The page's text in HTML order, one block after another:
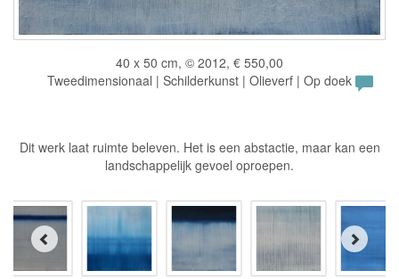
40 x 50 cm, © 2012, € 550,00
Tweedimensionaal | Schilderkunst | Olieverf | Op doek
Dit werk laat ruimte beleven. Het is een abstactie, maar kan een
landschappelijk gevoel oproepen.